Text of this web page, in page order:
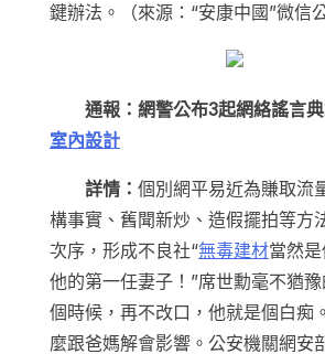
鍵辦法。（來源：“安康中國”微信
通報：網警公布3起網絡謠言
室內設計
詳情： 個別網平易近為賺取流
構事實、舊聞新炒、造假擺拍等方
次序，形成不良社“無毒建材當然是
他的第一任妻子！”席世勳毫不猶
個時候，再不改口，他就是個白痴
麼跟爸媽解會影響。公安機關網安